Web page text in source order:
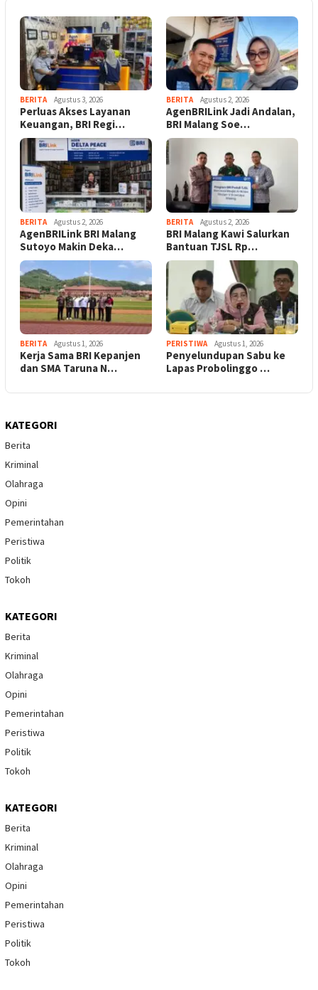
BERITA Agustus 3, 2026
Perluas Akses Layanan
Keuangan, BRI Regi…
BERITA Agustus 2, 2026
AgenBRILink Jadi Andalan,
BRI Malang Soe…
BERITA Agustus 2, 2026
AgenBRILink BRI Malang
Sutoyo Makin Deka…
BERITA Agustus 2, 2026
BRI Malang Kawi Salurkan
Bantuan TJSL Rp…
BERITA Agustus 1, 2026
Kerja Sama BRI Kepanjen
dan SMA Taruna N…
PERISTIWA Agustus 1, 2026
Penyelundupan Sabu ke
Lapas Probolinggo …
KATEGORI
Berita
Kriminal
Olahraga
Opini
Pemerintahan
Peristiwa
Politik
Tokoh
KATEGORI
Berita
Kriminal
Olahraga
Opini
Pemerintahan
Peristiwa
Politik
Tokoh
KATEGORI
Berita
Kriminal
Olahraga
Opini
Pemerintahan
Peristiwa
Politik
Tokoh